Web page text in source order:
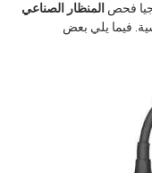
فحص المنظار الصناعي
فيما يلي بعض